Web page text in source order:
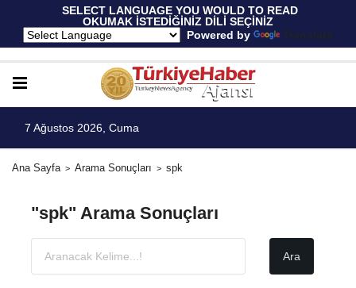
SELECT LANGUAGE YOU WOULD TO READ
OKUMAK İSTEDİĞİNİZ DİLİ SEÇİNİZ
Powered by
Translate
7 Ağustos 2026, Cuma
Ana Sayfa Arama Sonuçları spk
"spk" Arama Sonuçları